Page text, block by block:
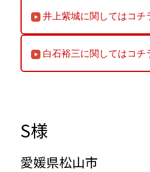
井上紫城に関してはコチ
白石裕三に関してはコチ
S様
愛媛県松山市